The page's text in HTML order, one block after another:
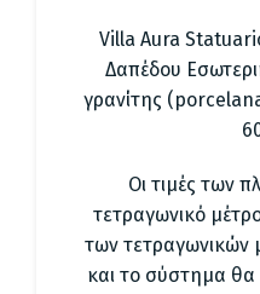
Villa Aura
Δαπέδου
γρανίτης
Οι τιμές των
τετραγωνικό
των τετραγωνικών
και το σύστημα θα